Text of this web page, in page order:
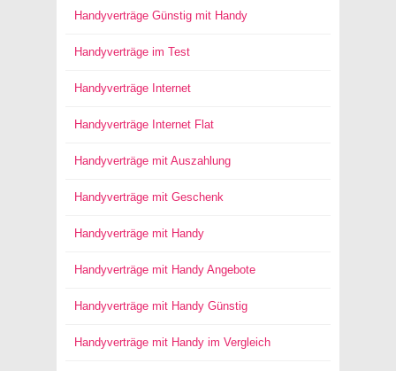
Handyverträge Günstig mit Handy
Handyverträge im Test
Handyverträge Internet
Handyverträge Internet Flat
Handyverträge mit Auszahlung
Handyverträge mit Geschenk
Handyverträge mit Handy
Handyverträge mit Handy Angebote
Handyverträge mit Handy Günstig
Handyverträge mit Handy im Vergleich